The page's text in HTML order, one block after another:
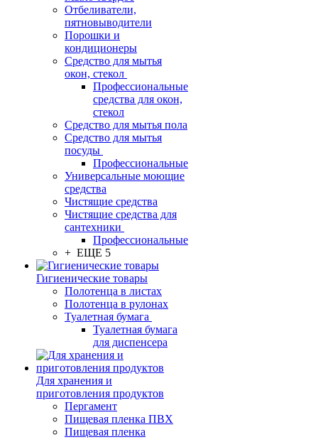
Отбеливатели,
пятновыводители
Порошки и
кондиционеры
Средство для мытья
окон, стекол
Профессиональные
средства для окон,
стекол
Средство для мытья пола
Средство для мытья
посуды
Профессиональные
Универсальные моющие
средства
Чистящие средства
Чистящие средства для
сантехники
Профессиональные
+ ЕЩЕ 5
Гигиенические товары
Полотенца в листах
Полотенца в рулонах
Туалетная бумага
Туалетная бумага
для диспенсера
Для хранения и
приготовления продуктов
Пергамент
Пищевая пленка ПВХ
Пищевая пленка